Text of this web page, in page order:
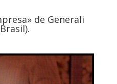
de Generali